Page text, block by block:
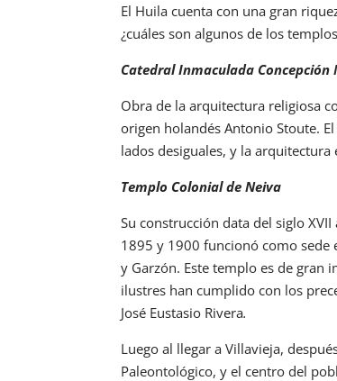
El Huila cuenta con una gran
¿cuáles son algunos de los
Catedral Inmaculada Concepción
Obra de la arquitectura religiosa
origen holandés Antonio Stoute.
lados desiguales, y la
Templo Colonial de Neiva
Su construcción data del siglo
1895 y 1900 funcionó como sede
y Garzón. Este templo es de gran
ilustres han cumplido con los
José Eustasio Rivera.
Luego al llegar a Villavieja,
Paleontológico, y el centro del